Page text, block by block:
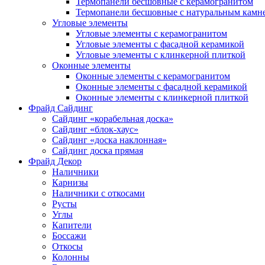
Термопанели бесшовные с натуральным
Угловые элементы
Угловые элементы с керамогранитом
Угловые элементы с фасадной керамикой
Угловые элементы с клинкерной плиткой
Оконные элементы
Оконные элементы с керамогранитом
Оконные элементы с фасадной керамикой
Оконные элементы с клинкерной плиткой
Фрайд Сайдинг
Сайдинг «корабельная доска»
Сайдинг «блок-хаус»
Сайдинг «доска наклонная»
Сайдинг доска прямая
Фрайд Декор
Наличники
Карнизы
Наличники с откосами
Русты
Углы
Капители
Боссажи
Откосы
Колонны